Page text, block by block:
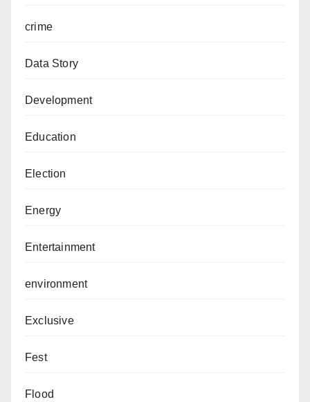
crime
Data Story
Development
Education
Election
Energy
Entertainment
environment
Exclusive
Fest
Flood